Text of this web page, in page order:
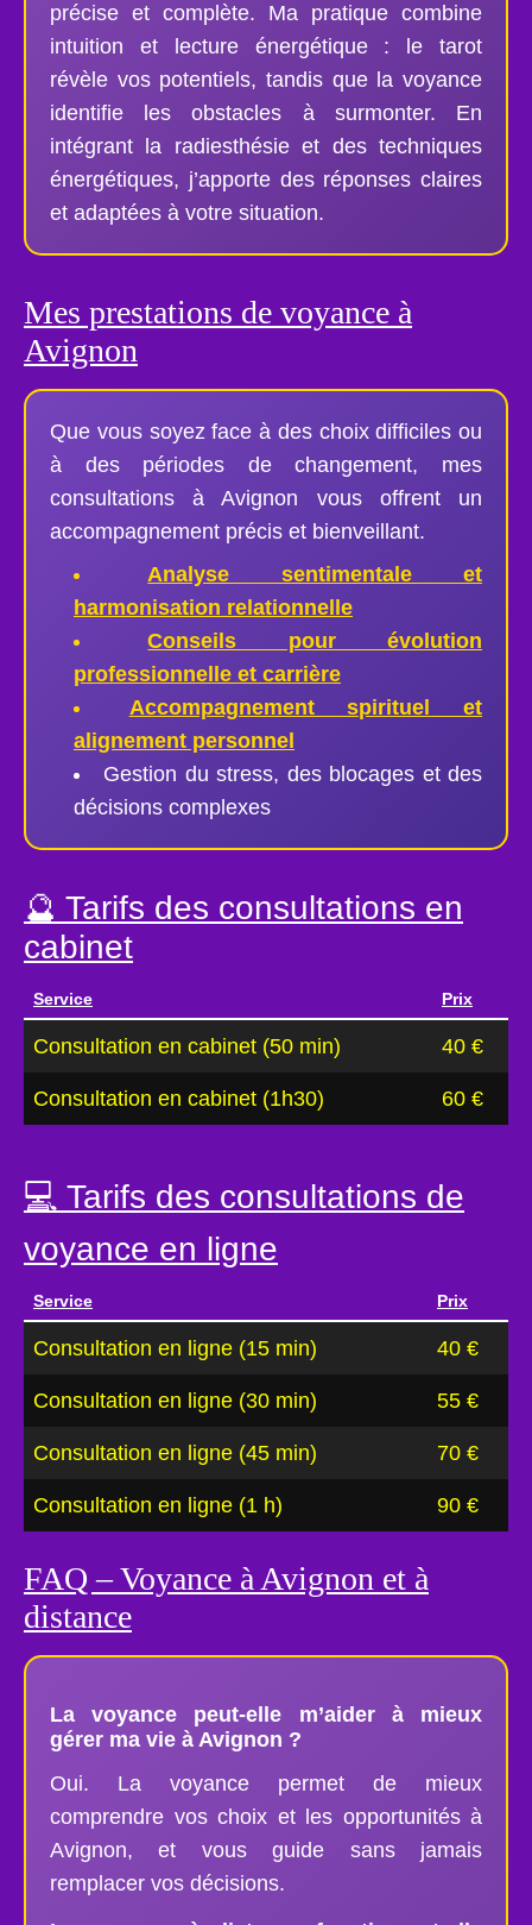
précise et complète. Ma pratique combine
intuition et lecture énergétique : le tarot
révèle vos potentiels, tandis que la voyance
identifie les obstacles à surmonter. En
intégrant la radiesthésie et des techniques
énergétiques, j’apporte des réponses claires
et adaptées à votre situation.
Mes prestations de voyance à
Avignon
Que vous soyez face à des choix difficiles ou
à des périodes de changement, mes
consultations à Avignon vous offrent un
accompagnement précis et bienveillant.
Analyse sentimentale et
harmonisation relationnelle
Conseils pour évolution
professionnelle et carrière
Accompagnement spirituel et
alignement personnel
Gestion du stress, des blocages et des
décisions complexes
🔮 Tarifs des consultations en
cabinet
Service Prix
Consultation en cabinet (50 min) 40 €
Consultation en cabinet (1h30) 60 €
💻 Tarifs des consultations de
voyance en ligne
Service Prix
Consultation en ligne (15 min) 40 €
Consultation en ligne (30 min) 55 €
Consultation en ligne (45 min) 70 €
Consultation en ligne (1 h) 90 €
FAQ – Voyance à Avignon et à
distance
La voyance peut-elle m’aider à mieux
gérer ma vie à Avignon ?
Oui. La voyance permet de mieux
comprendre vos choix et les opportunités à
Avignon, et vous guide sans jamais
remplacer vos décisions.